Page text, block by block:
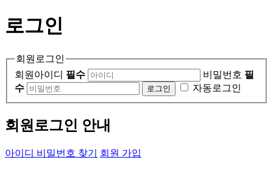
로그인
회원로그인
회원아이디 필수 비밀번호 필
수
자동로그인
회원로그인 안내
아이디 비밀번호 찾기 회원 가입